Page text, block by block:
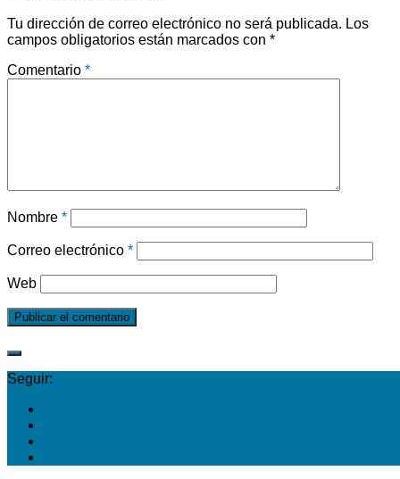
Tu dirección de correo electrónico no será publicada. Los
campos obligatorios están marcados con *
Comentario *
Nombre *
Correo electrónico *
Web
Seguir: